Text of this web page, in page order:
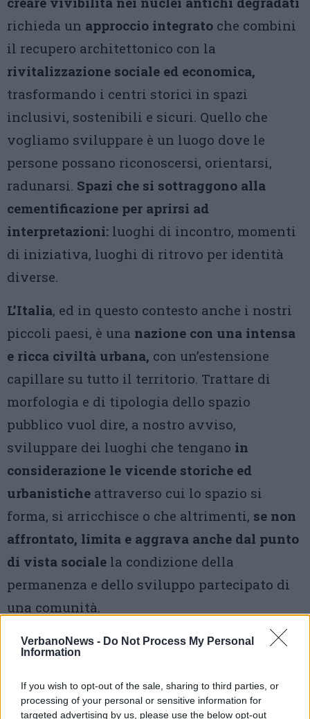
VerbanoNews - Do Not Process My Personal
Information
If you wish to opt-out of the sale, sharing to third parties, or
processing of your personal or sensitive information for
targeted advertising by us, please use the below opt-out
richieda un approccio integrato che combini
il recupero architettonico con la
rivitalizzazione sociale ed economica,
trasformando i centri storici in spazi
inclusivi, sostenibili e sicuri. Quello che
vogliamo sviluppare è un luogo dove le
persone possano riconoscersi, orientarsi,
radunarsi. Spazi che si sottraggono alla
cementificazione per aprirsi ad
interpretazioni: luoghi di incontro, momenti
di iniziativa, luoghi di ritrovo per identità
diverse.
L’Italia, ed in questo contesto anche i nostri
piccoli paesi, è una nazione con una intensa
e ricca civiltà urbana, con un’estensione
capillare su tutto il territorio. Trattare di
morfologia e di tipologia dello spazio
pubblico vuol dire, a nostro avviso,
sviluppare dei luoghi che tengano in
considerazione le vicende storiche ed
urbanistiche attraverso cui lo spazio si
forma, si arricchisce o che altrimenti, se non
affrontato, limita e aggrava anche dal punto
di vista sociale la condizione della
permanenza e dello sviluppo partecipato di
una comunità.
Noi vorremmo trasformare questi luoghi in
piazza va intesa, a nostro avviso, come luogo
pubblico per eccellenza, in cui è implicito sia